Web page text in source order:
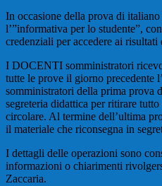
In occasione della prova di
l’”informativa per lo studente”,
credenziali per accedere ai
I DOCENTI somministratori
tutte le prove il giorno precedente
somministratori della prima prova
segreteria didattica per ritirare
circolare. Al termine dell’ultima
il materiale che riconsegna in
I dettagli delle operazioni sono
informazioni o chiarimenti
Zaccaria.